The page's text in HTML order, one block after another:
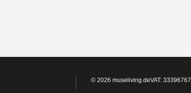
© 2026 museliving.deVAT: 33396767